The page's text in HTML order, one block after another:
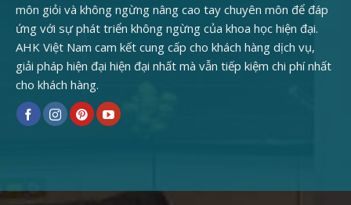
môn giỏi và không ngừng nâng cao tay chuyên môn để đáp
ứng với sự phát triển không ngừng của khoa học hiện đại.
AHK Việt Nam cam kết cung cấp cho khách hàng dịch vụ,
giải pháp hiện đại hiện đại nhất mà vẫn tiếp kiệm chi phí nhất
cho khách hàng.